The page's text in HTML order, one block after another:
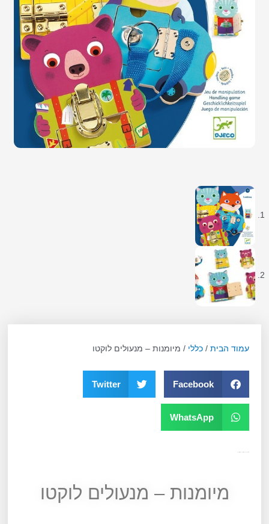
עמוד הבית /כללי / מיומנות – מנעולים לוקטו
Facebook
Twitter
WhatsApp
מיומנות – מנעולים לוקטו